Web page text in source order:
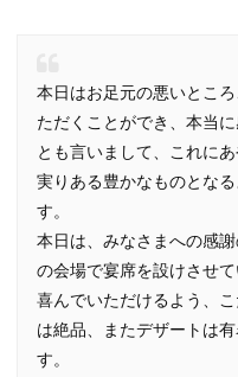
本日はお足元の悪いとこ
ただくことができ、本当
とも言いまして、これに
実りある豊かなものとな
す。
本日は、みなさまへの感
の会場で宴席を設けさせ
喜んでいただけるよう、
は絶品、またデザートは
す。